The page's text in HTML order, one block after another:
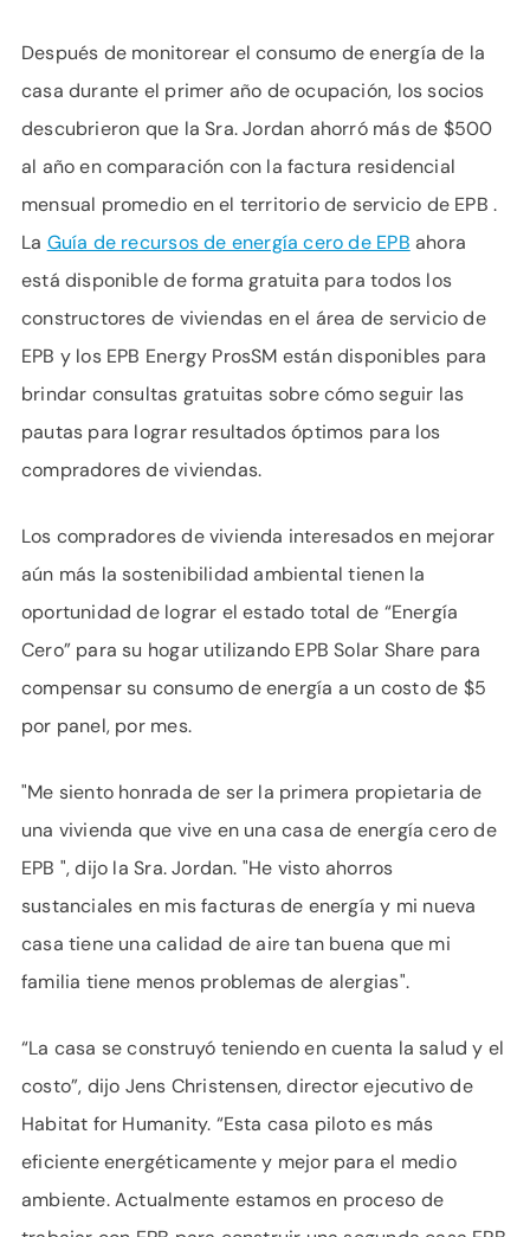
Después de monitorear el consumo de energía de la
casa durante el primer año de ocupación, los socios
descubrieron que la Sra. Jordan ahorró más de $500
al año en comparación con la factura residencial
mensual promedio en el territorio de servicio de EPB .
La Guía de recursos de energía cero de EPB ahora
está disponible de forma gratuita para todos los
constructores de viviendas en el área de servicio de
EPB y los EPB Energy ProsSM están disponibles para
brindar consultas gratuitas sobre cómo seguir las
pautas para lograr resultados óptimos para los
compradores de viviendas.
Los compradores de vivienda interesados ​​en mejorar
aún más la sostenibilidad ambiental tienen la
oportunidad de lograr el estado total de “Energía
Cero” para su hogar utilizando EPB Solar Share para
compensar su consumo de energía a un costo de $5
por panel, por mes.
"Me siento honrada de ser la primera propietaria de
una vivienda que vive en una casa de energía cero de
EPB ", dijo la Sra. Jordan. "He visto ahorros
sustanciales en mis facturas de energía y mi nueva
casa tiene una calidad de aire tan buena que mi
familia tiene menos problemas de alergias".
“La casa se construyó teniendo en cuenta la salud y el
costo”, dijo Jens Christensen, director ejecutivo de
Habitat for Humanity. “Esta casa piloto es más
eficiente energéticamente y mejor para el medio
ambiente. Actualmente estamos en proceso de